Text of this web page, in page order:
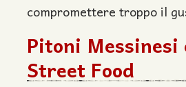
compromettere troppo il
Pitoni Messinesi
Street Food